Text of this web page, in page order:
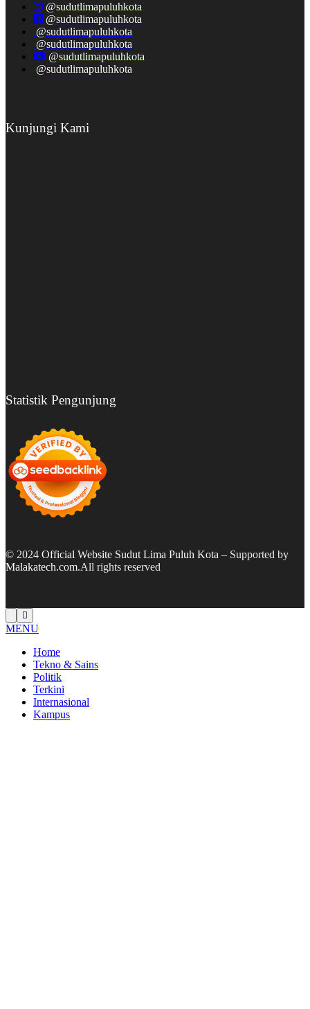
@sudutlimapuluhkota
@sudutlimapuluhkota
@sudutlimapuluhkota
@sudutlimapuluhkota
@sudutlimapuluhkota
@sudutlimapuluhkota
Kunjungi Kami
Statistik Pengunjung
© 2024 Official Website Sudut Lima Puluh Kota – Supported by
Malakatech.com.All rights reserved
MENU
Home
Tekno & Sains
Politik
Terkini
Internasional
Kampus